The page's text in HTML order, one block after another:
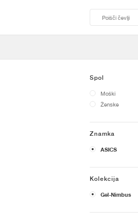
Spol
Moški
Ženske
Znamka
ASICS
Kolekcija
Gel-Nimbus